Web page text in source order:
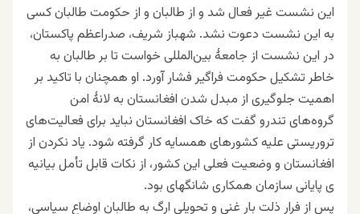
این نشست غیر فعال شد و از طالبان و از حکومت طالبان کسی
به این نشست دعوت نشد. شهباز شریف، صدراعظم پاکستان،
در این نشست از جامعۀ بین‌المللی خواست تا بر طالبان به
خاطر تشکیل حکومت فراگیر فشار آورد. او همچنان با تاکید بر
اهمیت جلوگیری از مبدل شدن افغانستان به لانۀ امن
گروه‌های تندرو گفت که خاک افغانستان نباید برای فعالیت‌های
تروریستی علیه کشورهای همسایه کار گرفته شود. یاد نکردن از
افغانستان و وضعیت فعلی این کشور، از نکات قابل تأمل بیانیه
ی پایانی سازمان همکاری شانگهای بود.
پس از فرار ذلت بار غنی و تحویلی ارگ به طالبان اوضاع سیاسی،